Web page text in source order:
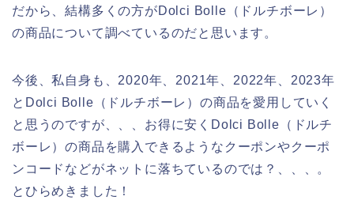
だから、結構多くの方がDolci Bolle（ドルチボーレ）
の商品について調べているのだと思います。
今後、私自身も、2020年、2021年、2022年、2023年
とDolci Bolle（ドルチボーレ）の商品を愛用していく
と思うのですが、、、お得に安くDolci Bolle（ドルチ
ボーレ）の商品を購入できるようなクーポンやクーポ
ンコードなどがネットに落ちているのでは？、、、。
とひらめきました！